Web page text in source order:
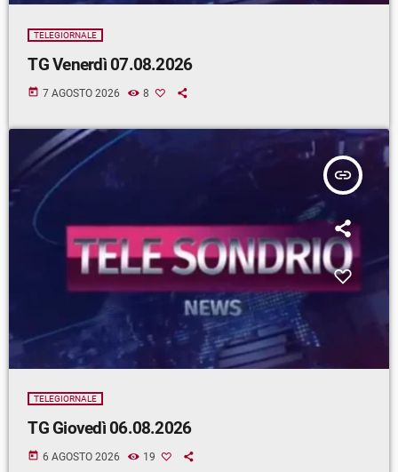
TELEGIORNALE
TG Venerdì 07.08.2026
today 7 AGOSTO 2026 8
insert_link
TELEGIORNALE
TG Giovedì 06.08.2026
today 6 AGOSTO 2026 19